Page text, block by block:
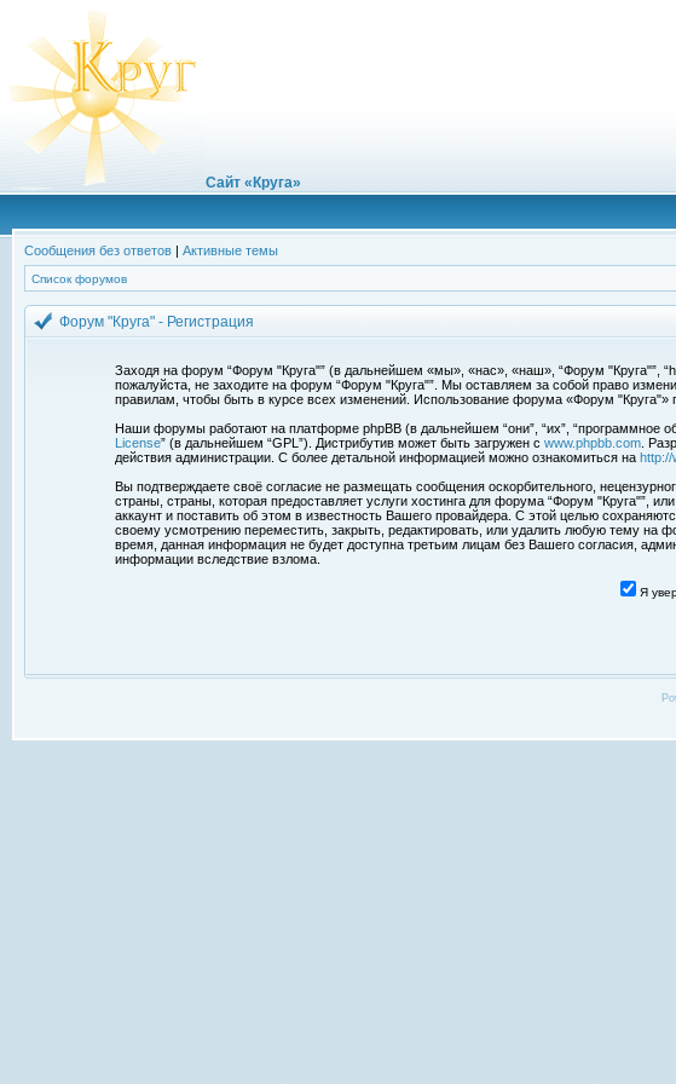
Сайт «Круга»
Сообщения без ответов | Активные темы
Список форумов
Форум "Круга" - Регистрация
Заходя на форум “Форум "Круга"” (в дальнейшем «мы», «нас», «наш», “Форум "Круга"”,
пожалуйста, не заходите на форум “Форум "Круга"”. Мы оставляем за собой право
правилам, чтобы быть в курсе всех изменений. Использование форума «Форум "Круга"»
Наши форумы работают на платформе phpBB (в дальнейшем “они”, “их”, “программное
License” (в дальнейшем “GPL”). Дистрибутив может быть загружен с www.phpbb.com .
действия администрации. С более детальной информацией можно ознакомиться на http://
Вы подтверждаете своё согласие не размещать сообщения оскорбительного,
страны, страны, которая предоставляет услуги хостинга для форума “Форум "Круга"”,
аккаунт и поставить об этом в известность Вашего провайдера. С этой целью
своему усмотрению переместить, закрыть, редактировать, или удалить любую тему на
время, данная информация не будет доступна третьим лицам без Вашего согласия,
информации вследствие взлома.
Я